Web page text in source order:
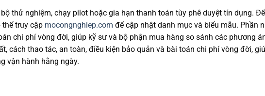
thử nghiệm, chạy pilot hoặc gia hạn thanh toán tùy phê duyệt tín dụng.
truy cập mocongnghiep.com để cập nhật danh mục và biểu mẫu. Phần
chi phí vòng đời, giúp kỹ sư và bộ phận mua hàng so sánh các phương
cách thao tác, an toàn, điều kiện bảo quản và bài toán chi phí vòng đời,
vận hành hằng ngày.